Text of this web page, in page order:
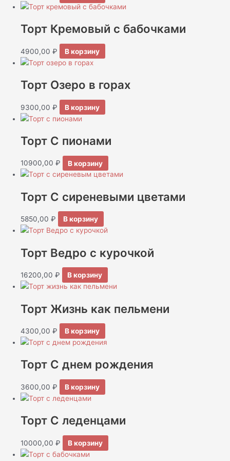
Торт Кремовый с бабочками
4900,00 ₽ В корзину
Торт Озеро в горах
9300,00 ₽ В корзину
Торт С пионами
10900,00 ₽ В корзину
Торт С сиреневыми цветами
5850,00 ₽ В корзину
Торт Ведро с курочкой
16200,00 ₽ В корзину
Торт Жизнь как пельмени
4300,00 ₽ В корзину
Торт С днем рождения
3600,00 ₽ В корзину
Торт С леденцами
10000,00 ₽ В корзину